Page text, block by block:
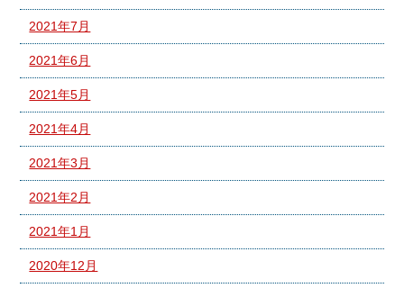
2021年7月
2021年6月
2021年5月
2021年4月
2021年3月
2021年2月
2021年1月
2020年12月